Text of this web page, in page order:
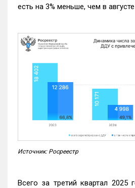
есть на 3% меньше, чем в августе
Источник: Росреестр
Всего за третий квартал 2025